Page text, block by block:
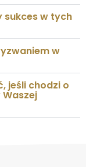
sukces w tych
w
jeśli chodzi o